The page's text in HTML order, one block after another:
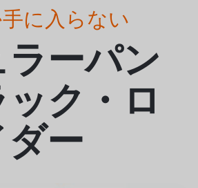
に入らない
ーパン
ク・ロ
ー